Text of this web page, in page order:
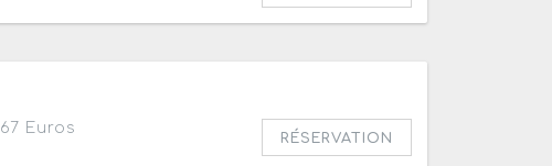
67 Euros
RÉSERVATION